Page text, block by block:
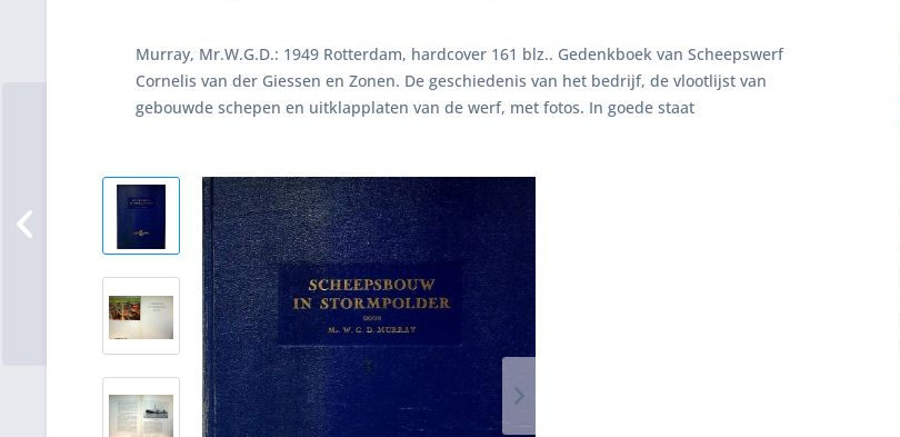
Murray, Mr.W.G.D.: 1949 Rotterdam, hardcover 161 blz.. Gedenkboek van Scheepswerf
Cornelis van der Giessen en Zonen. De geschiedenis van het bedrijf, de vlootlijst van
gebouwde schepen en uitklapplaten van de werf, met fotos. In goede staat